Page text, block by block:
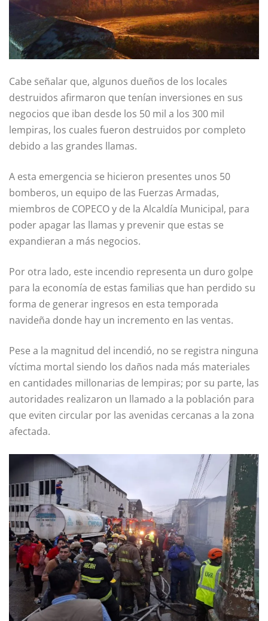
Cabe señalar que, algunos dueños de los locales
destruidos afirmaron que tenían inversiones en sus
negocios que iban desde los 50 mil a los 300 mil
lempiras, los cuales fueron destruidos por completo
debido a las grandes llamas.
A esta emergencia se hicieron presentes unos 50
bomberos, un equipo de las Fuerzas Armadas,
miembros de COPECO y de la Alcaldía Municipal, para
poder apagar las llamas y prevenir que estas se
expandieran a más negocios.
Por otra lado, este incendio representa un duro golpe
para la economía de estas familias que han perdido su
forma de generar ingresos en esta temporada
navideña donde hay un incremento en las ventas.
Pese a la magnitud del incendió, no se registra ninguna
víctima mortal siendo los daños nada más materiales
en cantidades millonarias de lempiras; por su parte, las
autoridades realizaron un llamado a la población para
que eviten circular por las avenidas cercanas a la zona
afectada.